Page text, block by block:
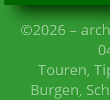
©2026 –
Touren,
Burgen,